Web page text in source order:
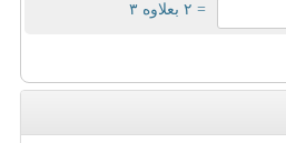
= ۲ بعلاوه ۳